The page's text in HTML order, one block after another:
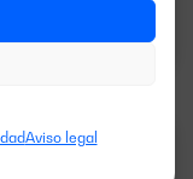
Aviso legal
50HZ